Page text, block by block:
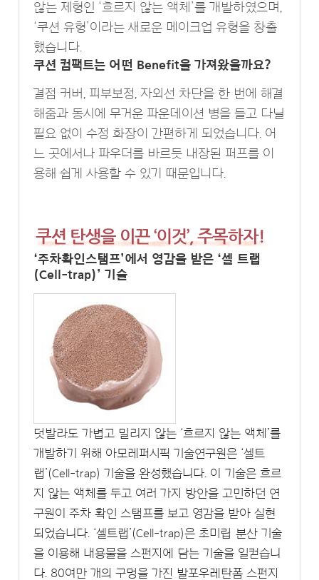
않는 제형인 ‘흐르지 않는 액체’를 개발하였으며,
‘쿠션 유형’이라는 새로운 메이크업 유형을 창출
했습니다.
쿠션 컴팩트는 어떤 Benefit을 가져왔을까요?
결점 커버, 피부보정, 자외선 차단을 한 번에 해결
해줌과 동시에 무거운 파운데이션 병을 들고 다닐
필요 없이 수정 화장이 간편하게 되었습니다. 어
느 곳에서나 파우더를 바르듯 내장된 퍼프를 이
용해 쉽게 사용할 수 있기 때문입니다.
‘주차확인스탬프’에서 영감을 받은 ‘셀 트랩
(Cell-trap)’ 기술
덧발라도 가볍고 밀리지 않는 ‘흐르지 않는 액체’를
개발하기 위해 아모레퍼시픽 기술연구원은 ‘셀트
랩’(Cell-trap) 기술을 완성했습니다. 이 기술은 흐르
지 않는 액체를 두고 여러 가지 방안을 고민하던 연
구원이 주차 확인 스탬프를 보고 영감을 받아 실현
되었습니다. ‘셀트랩’(Cell-trap)은 초미립 분산 기술
을 이용해 내용물을 스펀지에 담는 기술을 일컫습니
다. 80여만 개의 구멍을 가진 발포우레탄폼 스펀지